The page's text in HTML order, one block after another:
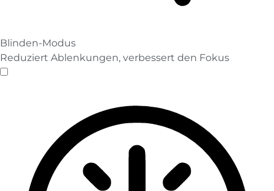
Blinden-Modus
Reduziert Ablenkungen, verbessert den Fokus
Blinden-Modus